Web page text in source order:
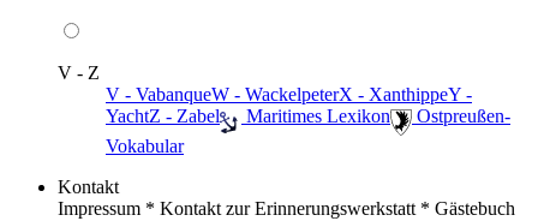
V - Z
V - VabanqueW - WackelpeterX - XanthippeY -
YachtZ - Zabel ️ Maritimes Lexikon
️ Ostpreußen-
Vokabular
Kontakt
Impressum * Kontakt zur Erinnerungswerkstatt * Gästebuch